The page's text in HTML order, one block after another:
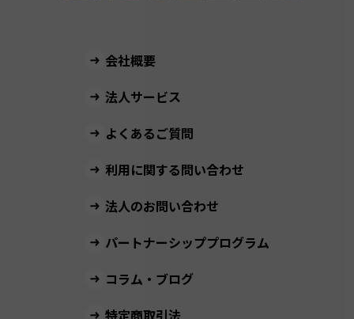
会社概要
法人サービス
よくあるご質問
利用に関する問い合わせ
法人のお問い合わせ
パートナーシッププログラム
コラム・ブログ
特定商取引法